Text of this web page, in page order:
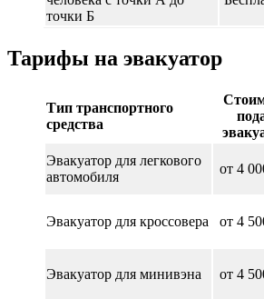
точки Б
Тарифы на эвакуатор
Тип транспортного
средства
Эвакуатор для легкового
автомобиля
от 4
Эвакуатор для кроссовера от 4
Эвакуатор для минивэна от 4